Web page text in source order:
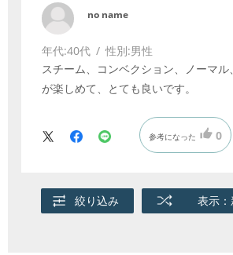
no name
年代:40代 性別:男性
スチーム、コンベクション、ノーマル
が楽しめて、とても良いです。
参考になった 0
絞り込み 表示